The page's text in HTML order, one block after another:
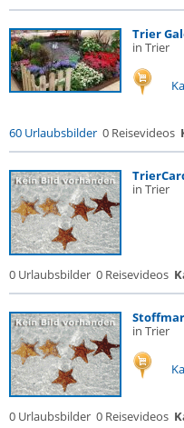
Trier
in Trier
60 Urlaubsbilder 0 Reisevideos
in Trier
0 Urlaubsbilder 0 Reisevideos
in Trier
0 Urlaubsbilder 0 Reisevideos